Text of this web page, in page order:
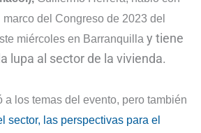
del Congreso de 2023 del
miércoles en Barranquilla y tiene
lupa al sector de la vivienda.
a los temas del evento, pero también
sector, las perspectivas para el